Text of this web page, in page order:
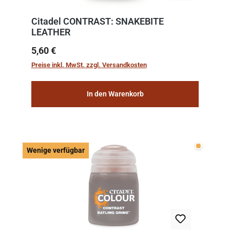
Citadel CONTRAST: SNAKEBITE
LEATHER
Regulärer Preis:
5,60 €
Preise inkl. MwSt. zzgl. Versandkosten
In den Warenkorb
Wenige verfügbar Wenige